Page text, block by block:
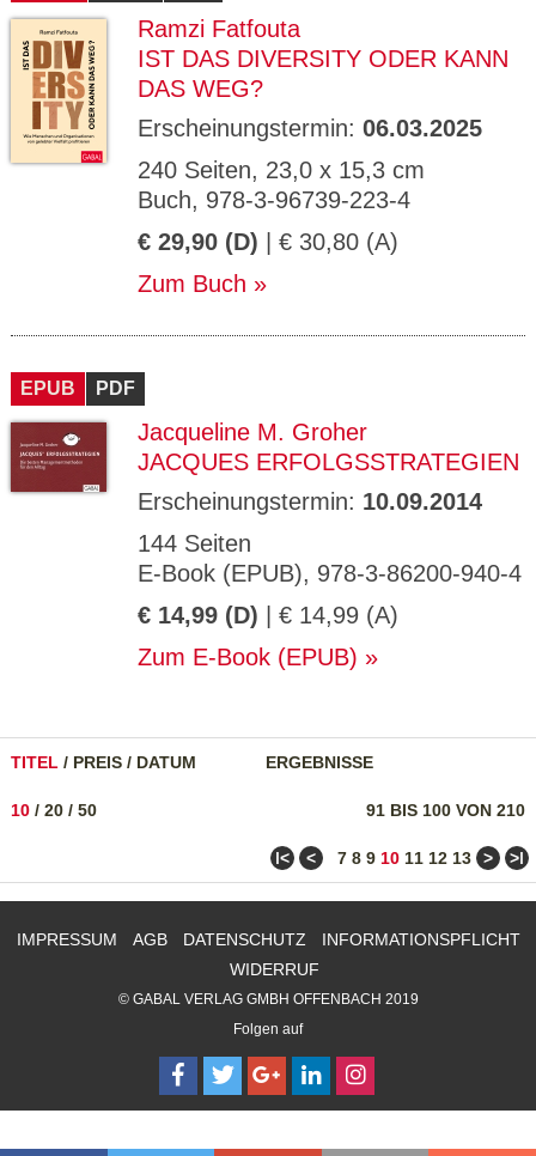
Ramzi Fatfouta
IST DAS DIVERSITY ODER KANN
DAS WEG?
Erscheinungstermin: 06.03.2025
240 Seiten, 23,0 x 15,3 cm
Buch, 978-3-96739-223-4
€ 29,90 (D) | € 30,80 (A)
Zum Buch
EPUB PDF
Jacqueline M. Groher
JACQUES ERFOLGSSTRATEGIEN
Erscheinungstermin: 10.09.2014
144 Seiten
E-Book (EPUB), 978-3-86200-940-4
€ 14,99 (D) | € 14,99 (A)
Zum E-Book (EPUB)
TITEL / PREIS / DATUM ERGEBNISSE
91 BIS 100 VON 210
10 / 20 / 50
ǀ< < 7 8 9 10 11 12 13 > >ǀ
IMPRESSUM AGB DATENSCHUTZ
INFORMATIONSPFLICHT
WIDERRUF
© GABAL VERLAG GMBH OFFENBACH 2019
Folgen auf